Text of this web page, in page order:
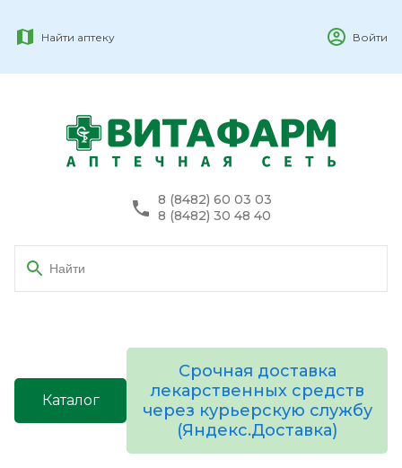
Найти аптеку Войти
8 (8482) 60 03 03
8 (8482) 30 48 40
Каталог
Срочная доставка
лекарственных средств
через курьерскую службу
(Яндекс.Доставка)